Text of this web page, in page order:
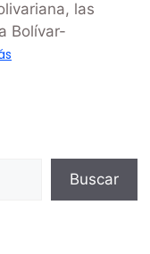
las
Bolívar-
Buscar